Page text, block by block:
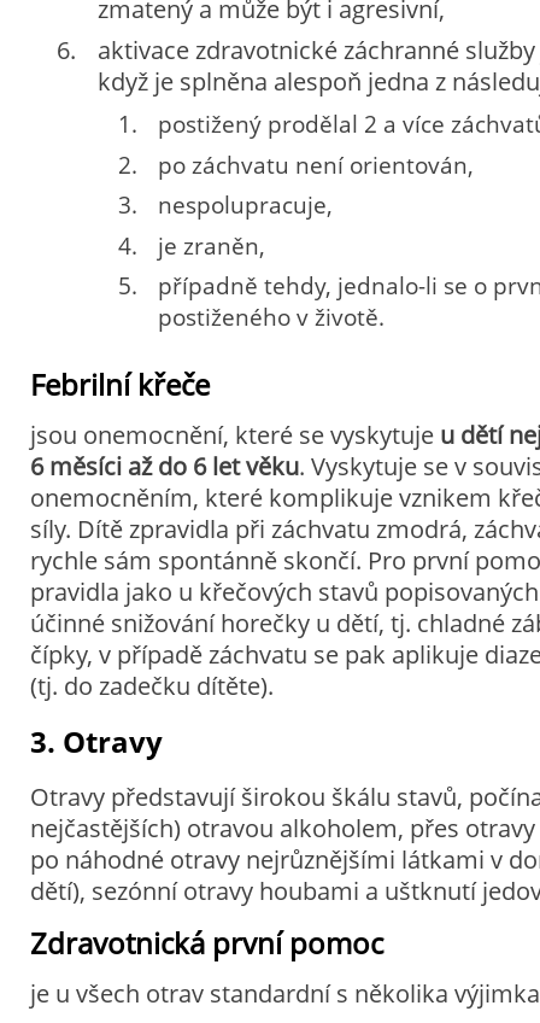
zmatený a může být i agresivní,
aktivace zdravotnické záchranné
když je splněna alespoň jedna z
postižený prodělal 2 a více
po záchvatu není orientován,
nespolupracuje,
je zraněn,
případně tehdy, jednalo-li se o
postiženého v životě.
Febrilní křeče
jsou onemocnění, které se vyskytuje u dětí
6 měsíci až do 6 let věku. Vyskytuje se v
onemocněním, které komplikuje vznikem
síly. Dítě zpravidla při záchvatu zmodrá,
rychle sám spontánně skončí. Pro první
pravidla jako u křečových stavů
účinné snižování horečky u dětí, tj. chladné
čípky, v případě záchvatu se pak aplikuje
(tj. do zadečku dítěte).
3. Otravy
Otravy představují širokou škálu stavů,
nejčastějších) otravou alkoholem, přes
po náhodné otravy nejrůznějšími látkami v
dětí), sezónní otravy houbami a uštknutí
Zdravotnická první pomoc
je u všech otrav standardní s několika